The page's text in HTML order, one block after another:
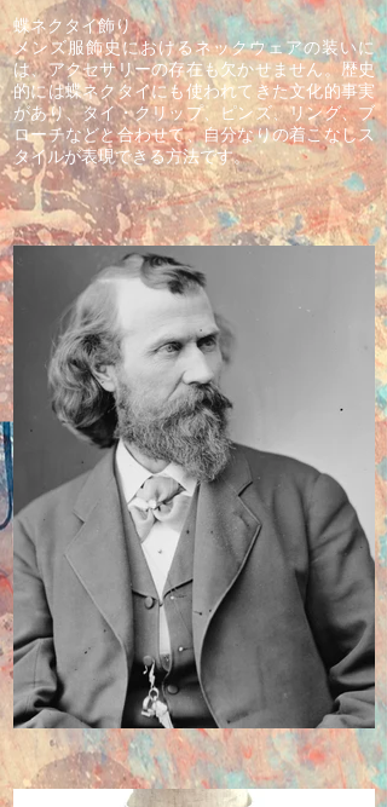
蝶ネクタイ飾り
メンズ服飾史におけるネックウェアの装いに
は、アクセサリーの存在も欠かせません。歴史
的には蝶ネクタイにも使われてきた文化的事実
があり、タイ・クリップ、ピンズ、リング、ブ
ローチなどと合わせて、自分なりの着こなしス
タイルが表現できる方法です。